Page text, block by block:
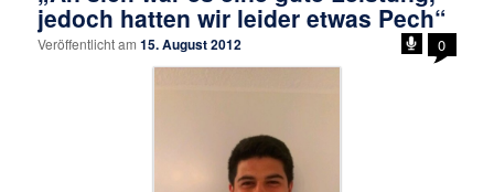
jedoch hatten wir leider etwas Pech“
Veröffentlicht am15. August 2012 0